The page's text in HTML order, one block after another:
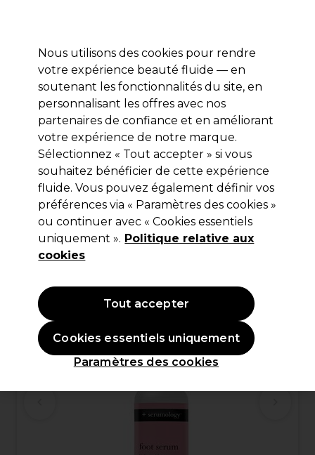
Se connecter
Marques Bons plans Coiffure Electro et Matériel
Serumology
Serumology Foot Serum 30ml
0 )
7,49 €Hors TVA(TARIF PROFESSIONNEL)
8,99 €TVA incluse)
Nous utilisons des cookies pour rendre
votre expérience beauté fluide — en
soutenant les fonctionnalités du site, en
personnalisant les offres avec nos
partenaires de confiance et en améliorant
votre expérience de notre marque.
Sélectionnez « Tout accepter » si vous
souhaitez bénéficier de cette expérience
fluide. Vous pouvez également définir vos
préférences via « Paramètres des cookies »
ou continuer avec « Cookies essentiels
uniquement ». Politique relative aux
cookies
Paramètres des cookies
Cookies essentiels uniquement
Tout accepter